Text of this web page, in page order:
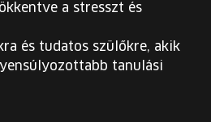
a stresszt és
és tudatos szülőkre, akik
tanulási